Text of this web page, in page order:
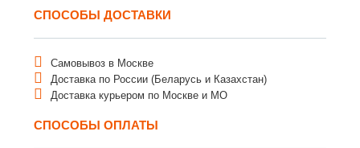
СПОСОБЫ ДОСТАВКИ
Самовывоз в Москве
Доставка по России (Беларусь и Казахстан)
Доставка курьером по Москве и МО
СПОСОБЫ ОПЛАТЫ